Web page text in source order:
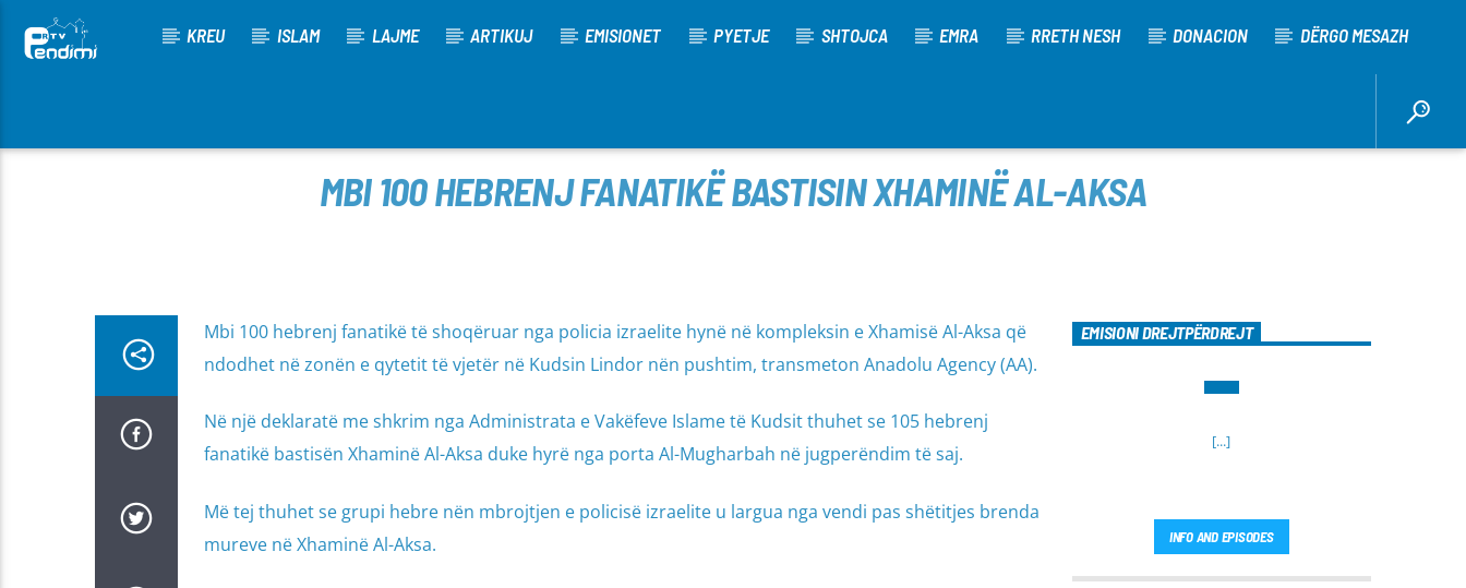
KREU ISLAM LAJME ARTIKUJ EMISIONET PYETJE SHTOJCA EMRA RRETH NESH DONACION DËRGO MESAZH
MBI 100 HEBRENJ FANATIKË BASTISIN XHAMINË AL-AKSA
Mbi 100 hebrenj fanatikë të shoqëruar nga policia izraelite hynë në kompleksin e Xhamisë Al-Aksa që
ndodhet në zonën e qytetit të vjetër në Kudsin Lindor nën pushtim, transmeton Anadolu Agency (AA).
Në një deklaratë me shkrim nga Administrata e Vakëfeve Islame të Kudsit thuhet se 105 hebrenj
fanatikë bastisën Xhaminë Al-Aksa duke hyrë nga porta Al-Mugharbah në jugperëndim të saj.
Më tej thuhet se grupi hebre nën mbrojtjen e policisë izraelite u largua nga vendi pas shëtitjes brenda
mureve në Xhaminë Al-Aksa.
EMISIONI DREJTPËRDREJT
[...]
INFO AND EPISODES